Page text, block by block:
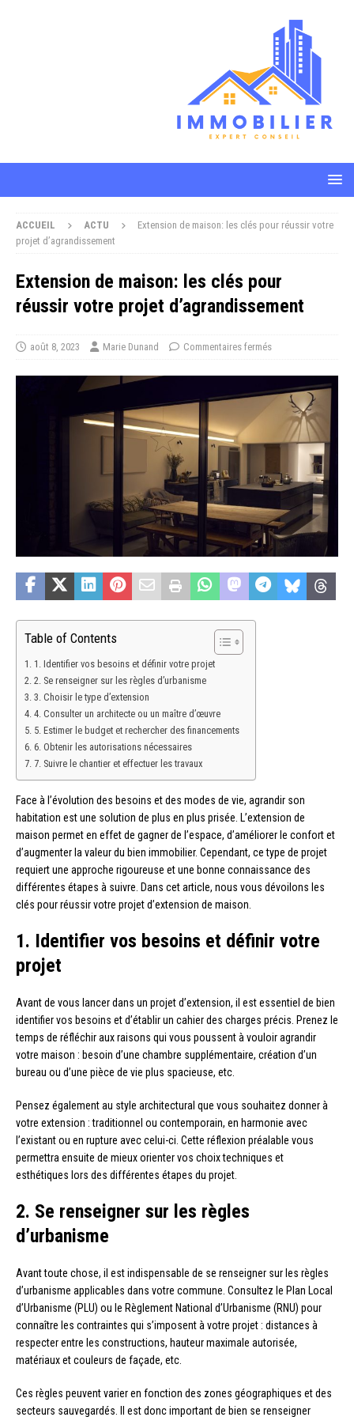
ACCUEIL ACTU
Extension de maison: les clés pour réussir votre
projet d’agrandissement
Extension de maison: les clés pour
réussir votre projet d’agrandissement
août 8, 2023 Marie Dunand Commentaires fermés
Table of Contents
1. Identifier vos besoins et définir votre projet
2. Se renseigner sur les règles d’urbanisme
3. Choisir le type d’extension
4. Consulter un architecte ou un maître d’œuvre
5. Estimer le budget et rechercher des financements
6. Obtenir les autorisations nécessaires
7. Suivre le chantier et effectuer les travaux
Face à l’évolution des besoins et des modes de vie, agrandir son
habitation est une solution de plus en plus prisée. L’extension de
maison permet en effet de gagner de l’espace, d’améliorer le confort et
d’augmenter la valeur du bien immobilier. Cependant, ce type de projet
requiert une approche rigoureuse et une bonne connaissance des
différentes étapes à suivre. Dans cet article, nous vous dévoilons les
clés pour réussir votre projet d’extension de maison.
1. Identifier vos besoins et définir votre
projet
Avant de vous lancer dans un projet d’extension, il est essentiel de bien
identifier vos besoins et d’établir un cahier des charges précis. Prenez le
temps de réfléchir aux raisons qui vous poussent à vouloir agrandir
votre maison : besoin d’une chambre supplémentaire, création d’un
bureau ou d’une pièce de vie plus spacieuse, etc.
Pensez également au style architectural que vous souhaitez donner à
votre extension : traditionnel ou contemporain, en harmonie avec
l’existant ou en rupture avec celui-ci. Cette réflexion préalable vous
permettra ensuite de mieux orienter vos choix techniques et
esthétiques lors des différentes étapes du projet.
2. Se renseigner sur les règles
d’urbanisme
Avant toute chose, il est indispensable de se renseigner sur les règles
d’urbanisme applicables dans votre commune. Consultez le Plan Local
d’Urbanisme (PLU) ou le Règlement National d’Urbanisme (RNU) pour
connaître les contraintes qui s’imposent à votre projet : distances à
respecter entre les constructions, hauteur maximale autorisée,
matériaux et couleurs de façade, etc.
Ces règles peuvent varier en fonction des zones géographiques et des
secteurs sauvegardés. Il est donc important de bien se renseigner